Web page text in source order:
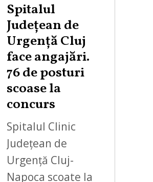
Spitalul
Județean de
Urgență Cluj
face angajări.
76 de posturi
scoase la
concurs
Spitalul Clinic
Județean de
Urgență Cluj-
Napoca scoate la